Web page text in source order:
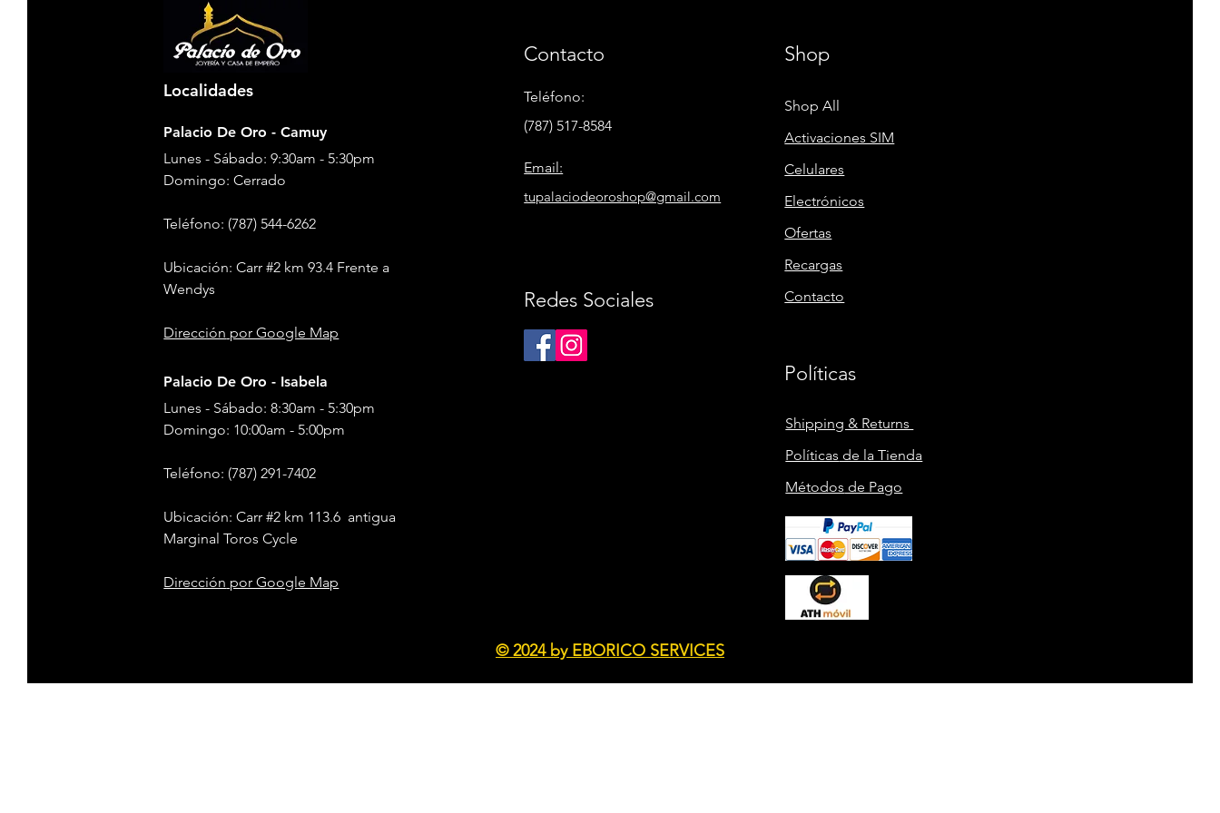
Localidades
Palacio De Oro - Camuy
Lunes - Sábado: 9:30am - 5:30pm
​​Domingo: Cerrado
Teléfono: (787) 544-6262
Ubicación: Carr #2 km 93.4 Frente a
Wendys
Dirección por Google Map
Palacio De Oro - Isabela
Lunes - Sábado: 8:30am - 5:30pm
​​Domingo: 10:00am - 5:00pm
Teléfono: (787) 291-7402
Ubicación: Carr #2 km 113.6 antigua
Marginal Toros Cycle
Dirección por Google Map
Contacto
Teléfono:
(787) 517-8584
Email:
tupalaciodeoroshop@gmail.com
Redes Sociales
Shop
Shop All
Activaciones SIM
Celulares
Electrónicos
Ofertas
Recargas
Contacto
Políticas
Shipping & Returns
Políticas de la Tienda
Métodos de Pago
© 2024 by EBORICO SERVICES